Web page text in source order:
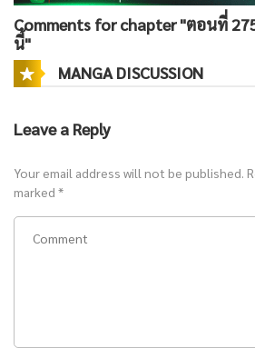
Comments for chapter "ตอนที่
นี้"
MANGA DISCUSSION
Leave a Reply
Your email address will not be published.
marked *